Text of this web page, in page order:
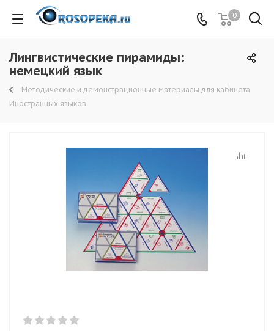
0
Лингвистические пирамиды:
немецкий язык
Методические и демонстрационные материалы для кабинета
Иностранных языков